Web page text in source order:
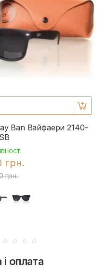
Ban Вайфаери 2140-
грн.
грн.
оплата